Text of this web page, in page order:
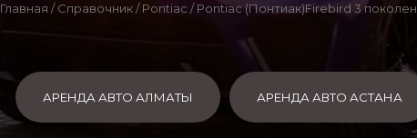
Главная /Справочник/Pontiac / Pontiac (Понтиак)Firebird 3
АРЕНДА АВТО АЛМАТЫ АРЕНДА АВТО АСТАНА